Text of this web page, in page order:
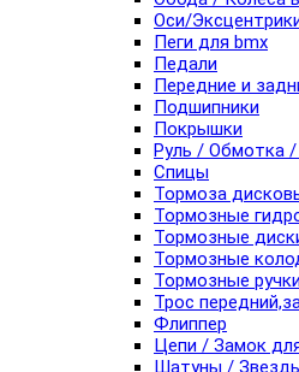
Оси/
Пеги для bmx
Педали
Передние и
Подшипники
Покрышки
Руль / Обмотка
Спицы
Тормоза
Тормозные
Тормозные
Тормозные
Тормозные ручки
Трос
Флиппер
Цепи / Замок
Шатуны /